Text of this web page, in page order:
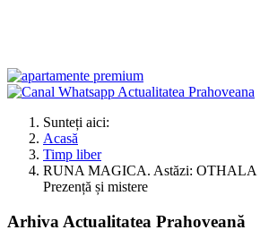
Sunteți aici:
Acasă
Timp liber
RUNA MAGICA. Astăzi: OTHALA
Prezență și mistere
Arhiva Actualitatea Prahoveană